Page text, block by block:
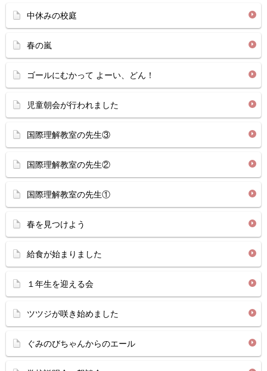
中休みの校庭
春の嵐
ゴールにむかって よーい、どん！
児童朝会が行われました
国際理解教室の先生③
国際理解教室の先生②
国際理解教室の先生①
春を見つけよう
給食が始まりました
１年生を迎える会
ツツジが咲き始めました
ぐみのびちゃんからのエール